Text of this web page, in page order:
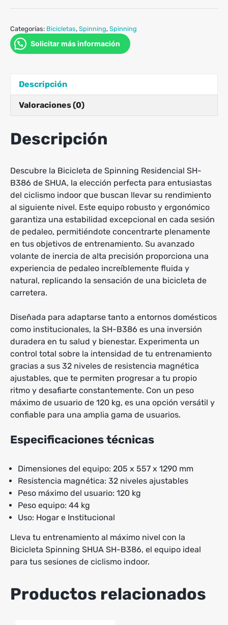
Categorías: Bicicletas, Spinning, Spinning
Solicitar más información
Descripción
Valoraciones (0)
Descripción
Descubre la Bicicleta de Spinning Residencial SH-
B386 de SHUA, la elección perfecta para entusiastas
del ciclismo indoor que buscan llevar su rendimiento
al siguiente nivel. Este equipo robusto y ergonómico
garantiza una estabilidad excepcional en cada sesión
de pedaleo, permitiéndote concentrarte plenamente
en tus objetivos de entrenamiento. Su avanzado
volante de inercia de alta precisión proporciona una
experiencia de pedaleo increíblemente fluida y
natural, replicando la sensación de una bicicleta de
carretera.
Diseñada para adaptarse tanto a entornos domésticos
como institucionales, la SH-B386 es una inversión
duradera en tu salud y bienestar. Experimenta un
control total sobre la intensidad de tu entrenamiento
gracias a sus 32 niveles de resistencia magnética
ajustables, que te permiten progresar a tu propio
ritmo y desafiarte constantemente. Con un peso
máximo de usuario de 120 kg, es una opción versátil y
confiable para una amplia gama de usuarios.
Especificaciones técnicas
Dimensiones del equipo: 205 x 557 x 1290 mm
Resistencia magnética: 32 niveles ajustables
Peso máximo del usuario: 120 kg
Peso equipo: 44 kg
Uso: Hogar e Institucional
Lleva tu entrenamiento al máximo nivel con la
Bicicleta Spinning SHUA SH-B386, el equipo ideal
para tus sesiones de ciclismo indoor.
Productos relacionados